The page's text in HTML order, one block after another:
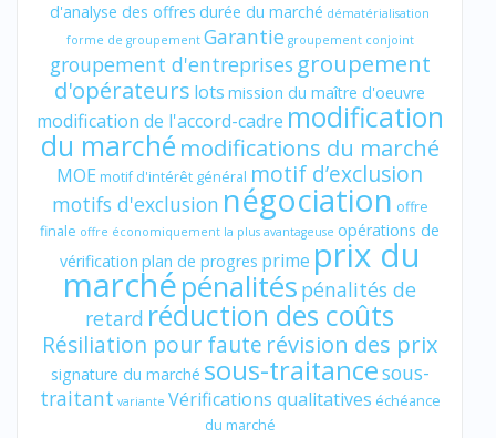
d'analyse des offres durée du marché dématérialisation
forme de groupement Garantie groupement conjoint
groupement d'entreprises groupement
d'opérateurs lots mission du maître d'oeuvre
modification de l'accord-cadre modification
du marché modifications du marché
MOE motif d'intérêt général motif d’exclusion
motifs d'exclusion négociation offre
finale offre économiquement la plus avantageuse opérations de
vérification plan de progres prime prix du
marchépénalités pénalités de
retard réduction des coûts
Résiliation pour faute révision des prix
signature du marché sous-traitancesous-
traitant variante Vérifications qualitatives échéance
du marché